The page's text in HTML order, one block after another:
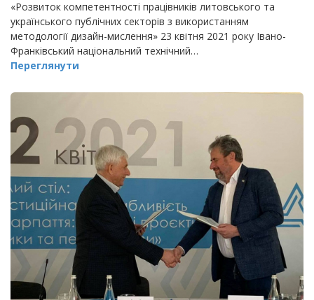
«Розвиток компетентності працівників литовського та
українського публічних секторів з використанням
методології дизайн-мислення» 23 квітня 2021 року Івано-
Франківський національний технічний…
Переглянути